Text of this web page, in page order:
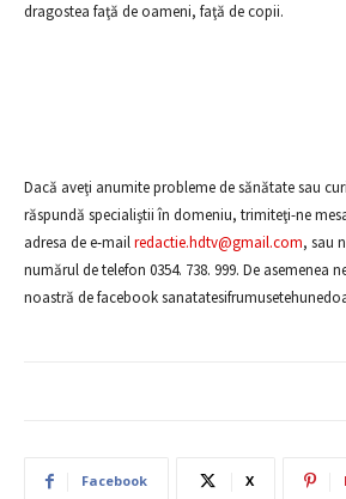
dragostea faţă de oameni, faţă de copii.
Dacă aveţi anumite probleme de sănătate sau
răspundă specialiştii în domeniu, trimiteţi-ne
adresa de e-mailredactie.hdtv@gmail.com, sau
numărul de telefon 0354. 738. 999. De asemenea
noastră de facebook
Facebook X